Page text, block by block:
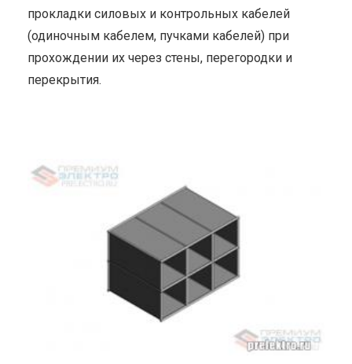
прокладки силовых и контрольных кабелей
(одиночным кабелем, пучками кабелей) при
прохождении их через стены, перегородки и
перекрытия.